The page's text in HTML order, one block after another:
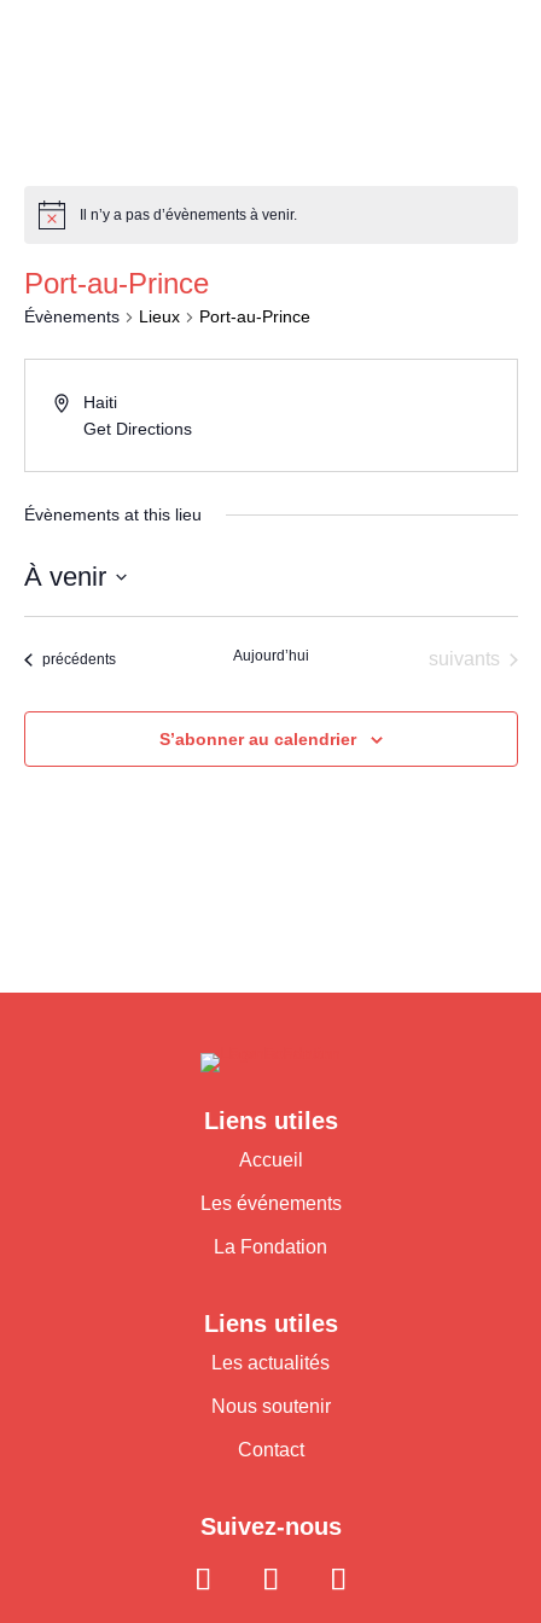
Il n’y a pas d’évènements à venir.
Port-au-Prince
Évènements Lieux Port-au-Prince
Haiti
Get Directions
Évènements at this lieu
À venir
date.Évènements
précédents Aujourd’hui Évènements
suivants
S’abonner au calendrier
Liens utiles
Accueil
Les événements
La Fondation
Liens utiles
Les actualités
Nous soutenir
Contact
Suivez-nous